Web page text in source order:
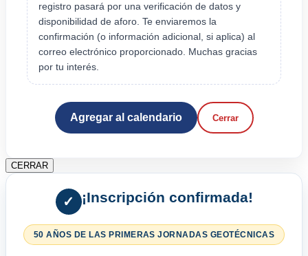
registro pasará por una verificación de datos y
disponibilidad de aforo. Te enviaremos la
confirmación (o información adicional, si aplica) al
correo electrónico proporcionado. Muchas gracias
por tu interés.
Agregar al calendario Cerrar
CERRAR
✓ ¡Inscripción confirmada!
50 AÑOS DE LAS PRIMERAS JORNADAS GEOTÉCNICAS